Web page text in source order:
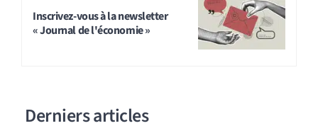
Inscrivez-vous à la newsletter
« Journal de l'économie »
Derniers articles